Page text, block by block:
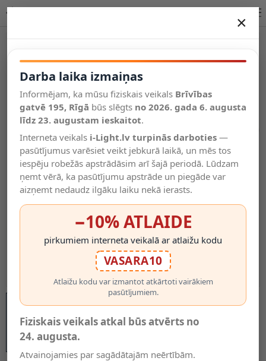
Salīdzināt
Vēlmju
saraksts
Valodas
×
Darba laika izmaiņas
Informējam, ka mūsu fiziskais veikals Brīvības
gatvē 195, Rīgā būs slēgts no 2026. gada 6. augusta
līdz 23. augustam ieskaitot.
Interneta veikals i-Light.lv turpinās darboties —
pasūtījumus varēsiet veikt jebkurā laikā, un mēs tos
iespēju robežās apstrādāsim arī šajā periodā. Lūdzam
ņemt vērā, ka pasūtījumu apstrāde un piegāde var
aizņemt nedaudz ilgāku laiku nekā ierasts.
−10% ATLAIDE
pirkumiem interneta veikalā ar atlaižu kodu
VASARA10
Atlaižu kodu var izmantot atkārtoti vairākiem
pasūtījumiem.
Fiziskais veikals atkal būs atvērts no
24. augusta.
Atvainojamies par sagādātajām neērtībām.